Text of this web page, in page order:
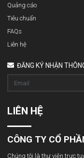
Quảng cáo
Tiêu chuẩn
FAQs
Liên hệ
ĐĂNG KÝ NHẬN
LIÊN HỆ
CÔNG TY CỔ
Chúng tôi là thư viện trực